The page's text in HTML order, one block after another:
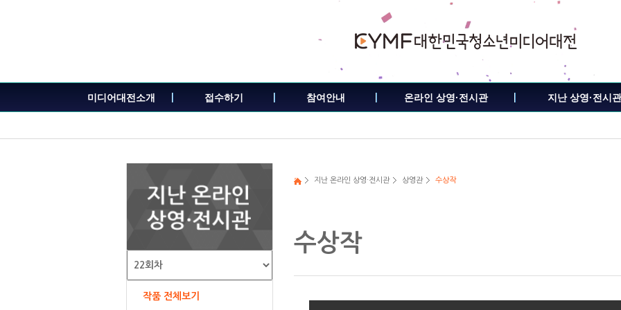
가
미디어대전소개 접수하기 참여안내 온라인 상영·전시관 지난 상영·전시관
작품 전체보기
지난 온라인 상영·전시관 상영관 수상작
수상작